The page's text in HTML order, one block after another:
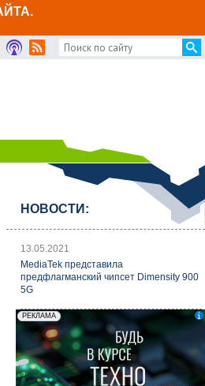
НОВОСТИ:
13.05.2021
MediaTek представила
предфлагманский чипсет Dimensity 900
5G